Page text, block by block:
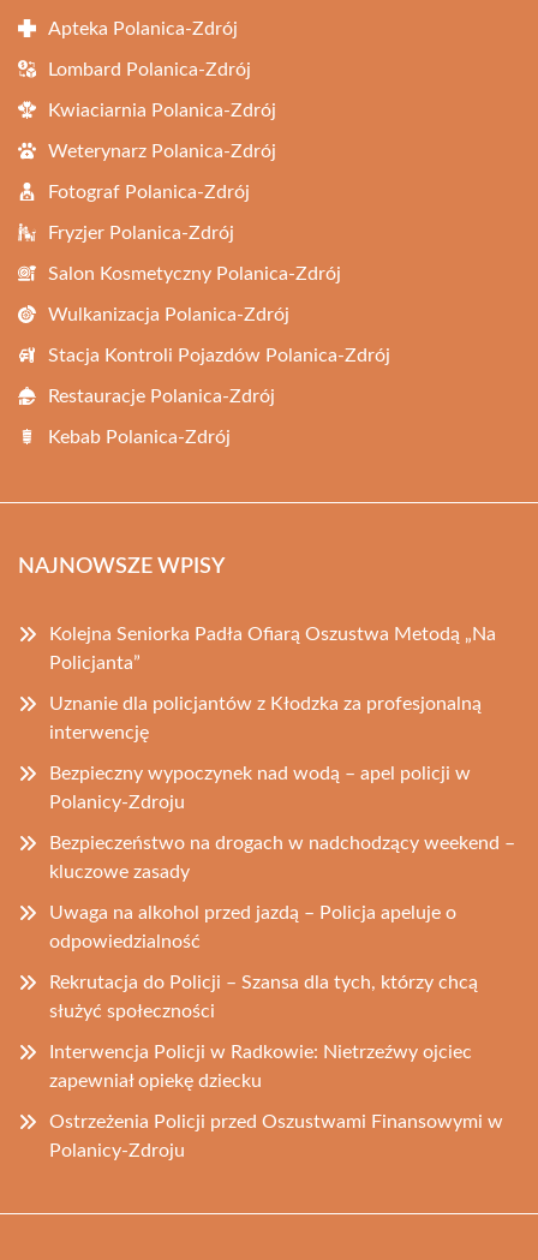
Apteka Polanica-Zdrój
Lombard Polanica-Zdrój
Kwiaciarnia Polanica-Zdrój
Weterynarz Polanica-Zdrój
Fotograf Polanica-Zdrój
Fryzjer Polanica-Zdrój
Salon Kosmetyczny Polanica-Zdrój
Wulkanizacja Polanica-Zdrój
Stacja Kontroli Pojazdów Polanica-Zdrój
Restauracje Polanica-Zdrój
Kebab Polanica-Zdrój
NAJNOWSZE WPISY
Kolejna Seniorka Padła Ofiarą Oszustwa Metodą „Na
Policjanta”
Uznanie dla policjantów z Kłodzka za profesjonalną
interwencję
Bezpieczny wypoczynek nad wodą – apel policji w
Polanicy-Zdroju
Bezpieczeństwo na drogach w nadchodzący weekend –
kluczowe zasady
Uwaga na alkohol przed jazdą – Policja apeluje o
odpowiedzialność
Rekrutacja do Policji – Szansa dla tych, którzy chcą
służyć społeczności
Interwencja Policji w Radkowie: Nietrzeźwy ojciec
zapewniał opiekę dziecku
Ostrzeżenia Policji przed Oszustwami Finansowymi w
Polanicy-Zdroju